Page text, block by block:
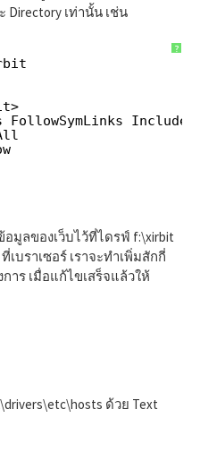
Directory เท่านั้น เช่น
?
Includes
มูลของเว็บไว้ที่ไดรฟ์ f:\xirbit
ที่เบราเซอร์ เราจะทำเพิ่มสักกี่
ร เมื่อแก้ไขเสร็จแล้วให้
ด้วย Text